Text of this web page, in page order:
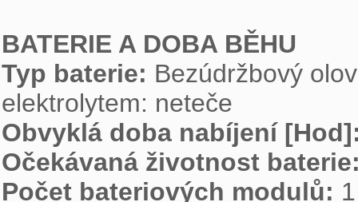
BATERIE A DOBA BĚHU
Typ baterie: Bezúdržbový
Obvyklá doba nabíjení
Očekávaná životnost
Počet bateriových modulů: 1